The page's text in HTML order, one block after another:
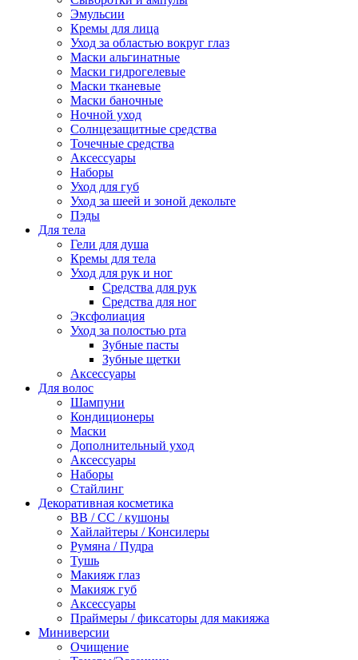
Эмульсии
Кремы для лица
Уход за областью вокруг глаз
Маски альгинатные
Маски гидрогелевые
Маски тканевые
Маски баночные
Ночной уход
Солнцезащитные средства
Точечные средства
Аксессуары
Наборы
Уход для губ
Уход за шеей и зоной декольте
Пэды
Для тела
Гели для душа
Кремы для тела
Уход для рук и ног
Средства для рук
Средства для ног
Эксфолиация
Уход за полостью рта
Зубные пасты
Зубные щетки
Аксессуары
Для волос
Шампуни
Кондиционеры
Маски
Дополнительный уход
Аксессуары
Наборы
Стайлинг
Декоративная косметика
BB / CC / кушоны
Хайлайтеры / Консилеры
Румяна / Пудра
Тушь
Макияж глаз
Макияж губ
Аксессуары
Праймеры / фиксаторы для макияжа
Миниверсии
Очищение